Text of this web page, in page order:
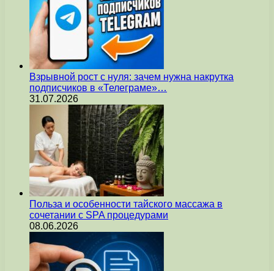
Взрывной рост с нуля: зачем нужна накрутка
подписчиков в «Телеграме»…
31.07.2026
Польза и особенности тайского массажа в
сочетании с SPA процедурами
08.06.2026